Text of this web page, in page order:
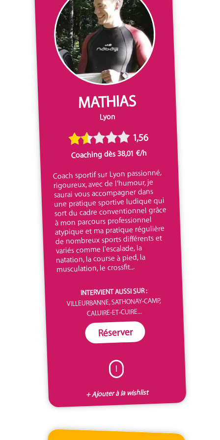
MATHIAS
Lyon
1,56
Coaching dès 38,01 €/h
Coach sportif sur Lyon passionné,
rigoureux, avec de l'humour, je
saurai vous accompagner dans
une pratique sportive ludique qui
sort du cadre conventionnel grâce
à mon parcours professionnel
atypique et ma pratique régulière
de nombreux sports différents et
variés comme l'escalade, la
natation, la course à pied, la
musculation, le crossfit...
INTERVIENT AUSSI SUR :
VILLEURBANNE, SATHONAY-CAMP,
CALUIRE-ET-CUIRE...
Réserver
I
+ Ajouter à la wishlist